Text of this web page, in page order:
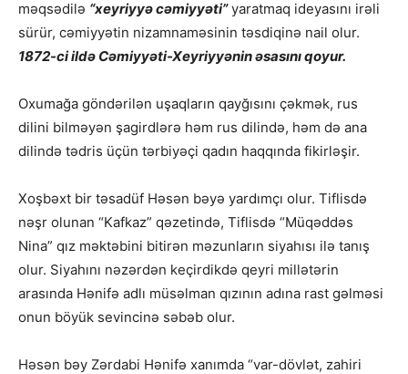
məqsədilə “xeyriyyə cəmiyyəti”yaratmaq ideyasını irəli
sürür, cəmiyyətin nizamnaməsinin təsdiqinə nail olur.
1872-ci ildə Cəmiyyəti-Xeyriyyənin əsasını qoyur.
Oxumağa göndərilən uşaqların qayğısını çəkmək, rus
dilini bilməyən şagirdlərə həm rus dilində, həm də ana
dilində tədris üçün tərbiyəçi qadın haqqında fikirləşir.
Xoşbəxt bir təsadüf Həsən bəyə yardımçı olur. Tiflisdə
nəşr olunan “Kafkaz” qəzetində, Tiflisdə “Müqəddəs
Nina” qız məktəbini bitirən məzunların siyahısı ilə tanış
olur. Siyahını nəzərdən keçirdikdə qeyri millətərin
arasında Hənifə adlı müsəlman qızının adına rast gəlməsi
onun böyük sevincinə səbəb olur.
Həsən bəy Zərdabi Hənifə xanımda “var-dövlət, zahiri